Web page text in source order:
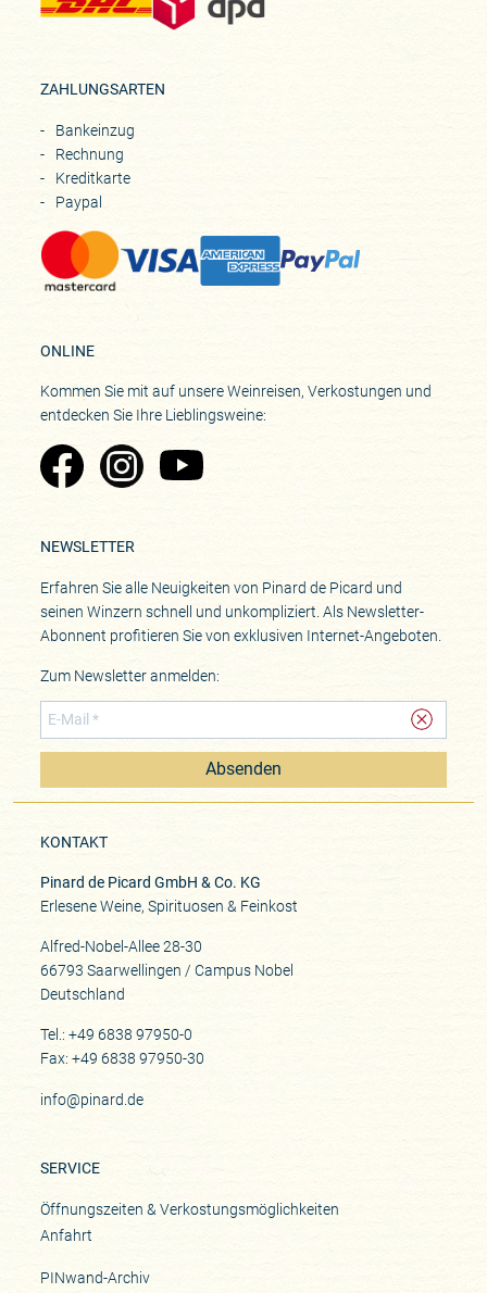
ZAHLUNGSARTEN
Bankeinzug
Rechnung
Kreditkarte
Paypal
ONLINE
Kommen Sie mit auf unsere Weinreisen, Verkostungen und
entdecken Sie Ihre Lieblingsweine:
Zu Pinard's Facebook-Seite
Zu Pinard's Instagram-Seite
Zu Pinard's YouTube-Seite
NEWSLETTER
Erfahren Sie alle Neuigkeiten von Pinard de Picard und
seinen Winzern schnell und unkompliziert. Als Newsletter-
Abonnent profitieren Sie von exklusiven Internet-Angeboten.
Zum Newsletter anmelden:
Absenden
KONTAKT
Pinard de Picard GmbH & Co. KG
Erlesene Weine, Spirituosen & Feinkost
Alfred-Nobel-Allee 28-30
66793 Saarwellingen / Campus Nobel
Deutschland
Tel.: +49 6838 97950-0
Fax: +49 6838 97950-30
info@pinard.de
SERVICE
Öffnungszeiten & Verkostungsmöglichkeiten
Anfahrt
PINwand-Archiv